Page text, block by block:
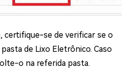
certifique-se de verificar se o
de Lixo Eletrônico. Caso
o na referida pasta.